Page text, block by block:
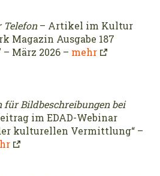
– Artikel im Kultur
Magazin Ausgabe 187
März 2026 – mehr
Bildbeschreibungen bei
im EDAD-Webinar
kulturellen Vermittlung“ –